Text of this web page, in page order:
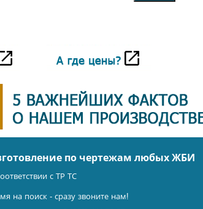
по чертежам любых ЖБИ
с ТР ТС
на поиск - сразу звоните нам!